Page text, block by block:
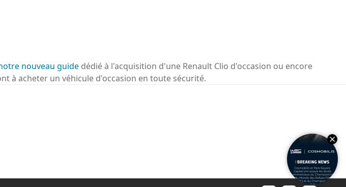
nouveau guide dédié à l'acquisition d'une Renault Clio d'occasion ou encore
à acheter un véhicule d'occasion en toute sécurité.